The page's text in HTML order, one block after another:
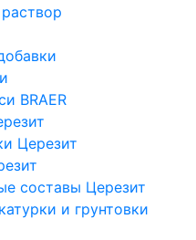
BRAER
Церезит
составы Церезит
и грунтовки